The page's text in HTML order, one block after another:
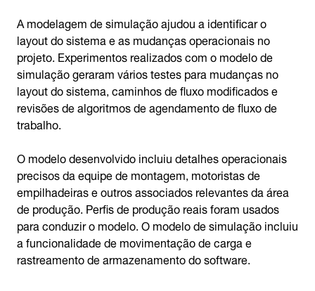
A modelagem de simulação ajudou a identificar o
layout do sistema e as mudanças operacionais no
projeto. Experimentos realizados com o modelo de
simulação geraram vários testes para mudanças no
layout do sistema, caminhos de fluxo modificados e
revisões de algoritmos de agendamento de fluxo de
trabalho.
O modelo desenvolvido incluiu detalhes operacionais
precisos da equipe de montagem, motoristas de
empilhadeiras e outros associados relevantes da área
de produção. Perfis de produção reais foram usados
para conduzir o modelo. O modelo de simulação incluiu
a funcionalidade de movimentação de carga e
rastreamento de armazenamento do software.